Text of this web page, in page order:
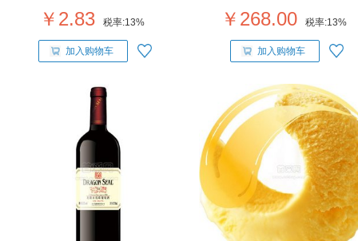
￥2.83 税率:13%
加入购物车
￥268.00 税率:13%
加入购物车